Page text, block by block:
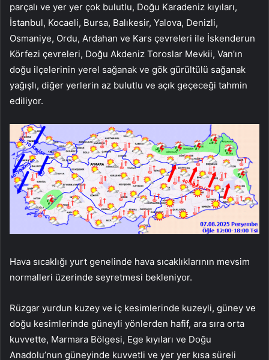
parçalı ve yer yer çok bulutlu, Doğu Karadeniz kıyıları,
İstanbul, Kocaeli, Bursa, Balıkesir, Yalova, Denizli,
Osmaniye, Ordu, Ardahan ve Kars çevreleri ile İskenderun
Körfezi çevreleri, Doğu Akdeniz Toroslar Mevkii, Van’ın
doğu ilçelerinin yerel sağanak ve gök gürültülü sağanak
yağışlı, diğer yerlerin az bulutlu ve açık geçeceği tahmin
ediliyor.
Hava sıcaklığı yurt genelinde hava sıcaklıklarının mevsim
normalleri üzerinde seyretmesi bekleniyor.
Rüzgar yurdun kuzey ve iç kesimlerinde kuzeyli, güney ve
doğu kesimlerinde güneyli yönlerden hafif, ara sıra orta
kuvvette, Marmara Bölgesi, Ege kıyıları ve Doğu
Anadolu’nun güneyinde kuvvetli ve yer yer kısa süreli